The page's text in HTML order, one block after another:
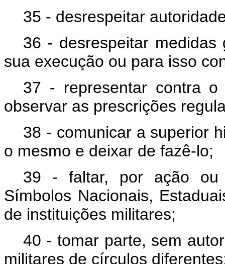
35 - desrespeitar
36 - desrespeitar
sua execução ou para isso
37 - representar contra o
observar as prescrições
38 - comunicar a superior
o mesmo e deixar de fazê-lo;
39 - faltar, por ação ou
Símbolos Nacionais,
de instituições militares;
40 - tomar parte, sem
militares de círculos